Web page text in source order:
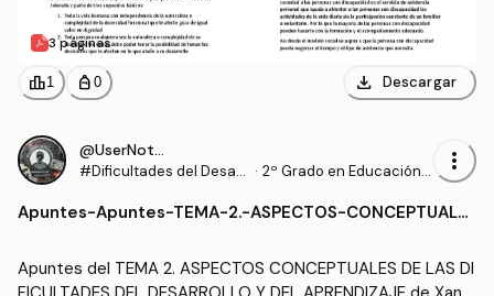
3 páginas
leaderboard1 personal_bag 0 download Descargar
@UserNotFound9_
#Dificultades del Desarr · 2º Grado en Educación P
more_vert
Apuntes-Apuntes-TEMA-2.-ASPECTOS-CONCEPTUALE
Apuntes del TEMA 2. ASPECTOS CONCEPTUALES DE LAS DI